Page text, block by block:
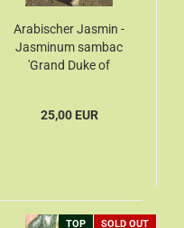
Arabischer Jasmin -
Jasminum sambac
'Grand Duke of
25,00 EUR
TOP SOLD OUT